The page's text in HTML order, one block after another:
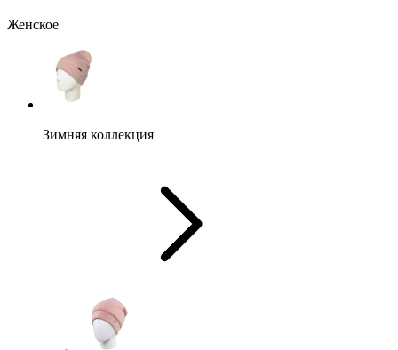
Женское
Зимняя коллекция